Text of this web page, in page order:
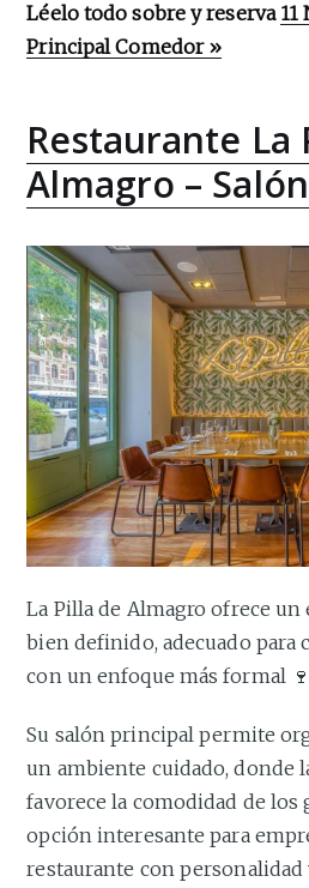
Léelo todo sobre y reserva 11
Principal Comedor »
Restaurante La
Almagro –
La Pilla de Almagro ofrece
bien definido, adecuado para
con un enfoque más formal
Su salón principal permite
un ambiente cuidado, donde
favorece la comodidad de los
opción interesante para
restaurante con personalidad